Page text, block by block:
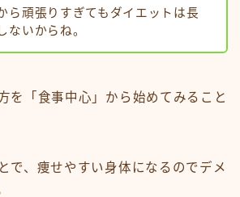
ら頑張りすぎてもダイエットは長
ないからね。
を「食事中心」から始めてみること
で、痩せやすい身体になるのでデメ